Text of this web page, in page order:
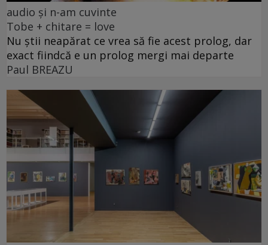
audio și n-am cuvinte
Tobe + chitare = love
Nu știi neapărat ce vrea să fie acest prolog, dar
exact fiindcă e un prolog mergi mai departe
Paul BREAZU